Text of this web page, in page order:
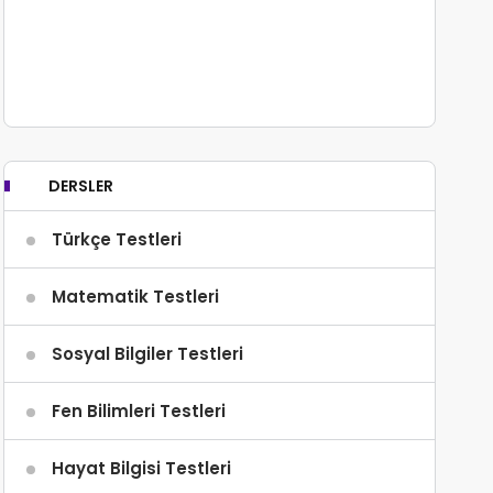
DERSLER
Türkçe Testleri
Matematik Testleri
Sosyal Bilgiler Testleri
Fen Bilimleri Testleri
Hayat Bilgisi Testleri